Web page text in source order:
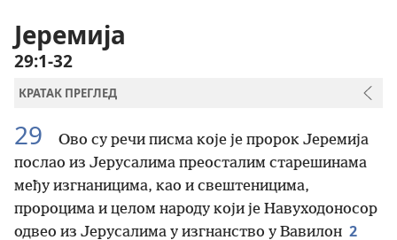
Јеремија
29:1-32
КРАТАК ПРЕГЛЕД
29
Ово су речи писма које је пророк Јеремија
послао из Јерусалима преосталим старешинама
међу изгнаницима, као и свештеницима,
пророцима и целом народу који је Навуходоносор
одвео из Јерусалима у изгнанство у Вавилон 2